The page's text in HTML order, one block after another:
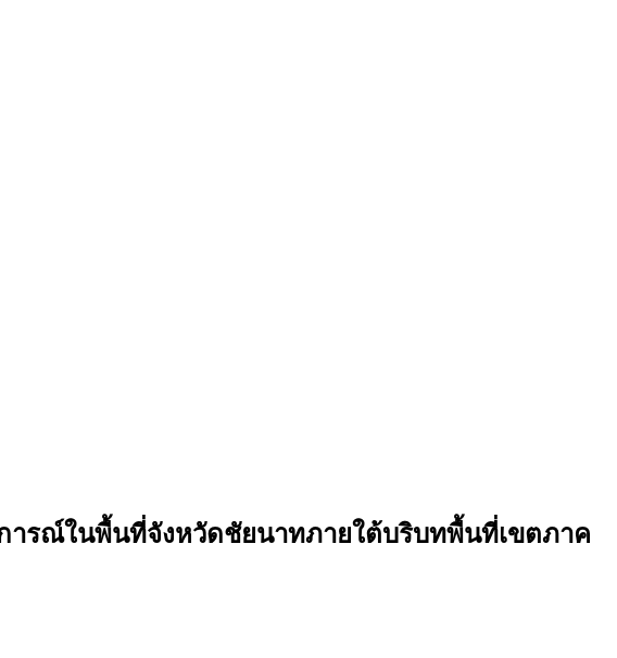
ารณ์ในพื้นที่จังหวัดชัยนาทภายใต้บริบทพื้นที่เขตภาค